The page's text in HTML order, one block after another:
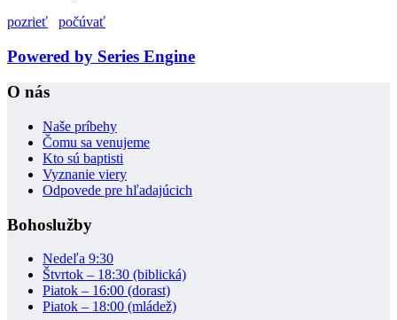
pozrieť
počúvať
Powered by Series Engine
O nás
Naše príbehy
Čomu sa venujeme
Kto sú baptisti
Vyznanie viery
Odpovede pre hľadajúcich
Bohoslužby
Nedeľa 9:30
Štvrtok – 18:30 (biblická)
Piatok – 16:00 (dorast)
Piatok – 18:00 (mládež)